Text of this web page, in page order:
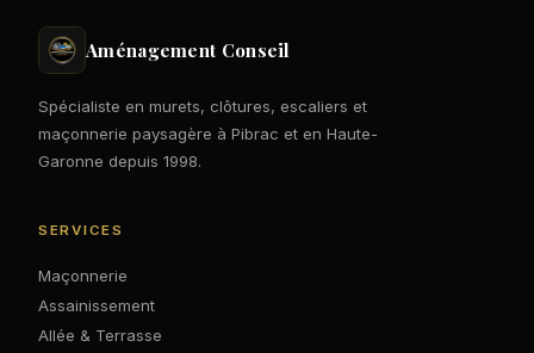
Aménagement Conseil
Spécialiste en murets, clôtures, escaliers et
maçonnerie paysagère à Pibrac et en Haute-
Garonne depuis 1998.
SERVICES
Maçonnerie
Assainissement
Allée & Terrasse